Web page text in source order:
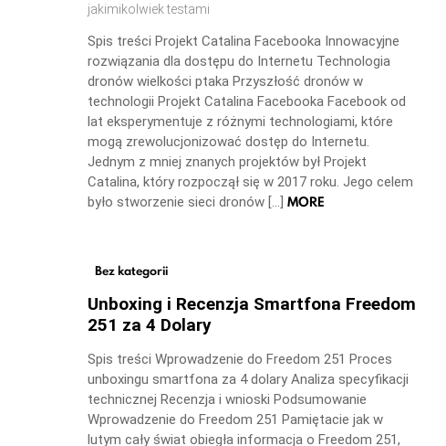
jakimikolwiek testami
Spis treści Projekt Catalina Facebooka Innowacyjne
rozwiązania dla dostępu do Internetu Technologia
dronów wielkości ptaka Przyszłość dronów w
technologii Projekt Catalina Facebooka Facebook od
lat eksperymentuje z różnymi technologiami, które
mogą zrewolucjonizować dostęp do Internetu.
Jednym z mniej znanych projektów był Projekt
Catalina, który rozpoczął się w 2017 roku. Jego celem
było stworzenie sieci dronów […] MORE
Bez kategorii
Unboxing i Recenzja Smartfona Freedom
251 za 4 Dolary
Spis treści Wprowadzenie do Freedom 251 Proces
unboxingu smartfona za 4 dolary Analiza specyfikacji
technicznej Recenzja i wnioski Podsumowanie
Wprowadzenie do Freedom 251 Pamiętacie jak w
lutym cały świat obiegła informacja o Freedom 251,